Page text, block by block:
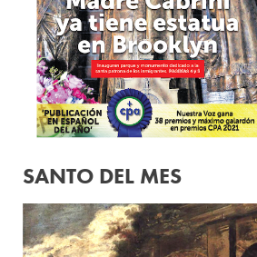
SANTO DEL MES